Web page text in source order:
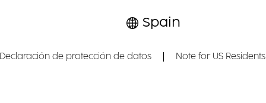
Spain
Declaración de protección de datos
Note for US Residents